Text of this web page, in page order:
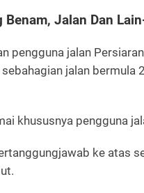
Jalan Dan
pengguna jalan
jalan
khususnya pengguna
ke atas